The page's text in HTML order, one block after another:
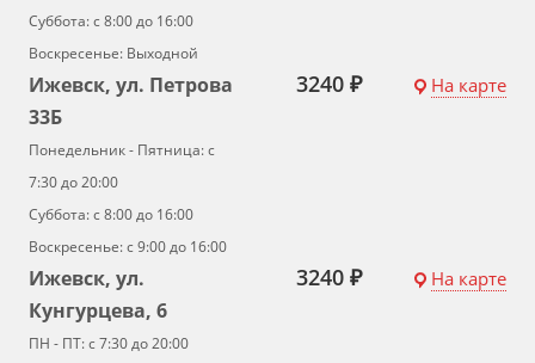
Суббота: с 8:00 до 16:00
Воскресенье: Выходной
Ижевск, ул. Петрова
33Б
Понедельник - Пятница: с
7:30 до 20:00
Суббота: с 8:00 до 16:00
Воскресенье: с 9:00 до 16:00
3240 ₽ На карте
Ижевск, ул.
Кунгурцева, 6
ПН - ПТ: с 7:30 до 20:00
3240 ₽ На карте